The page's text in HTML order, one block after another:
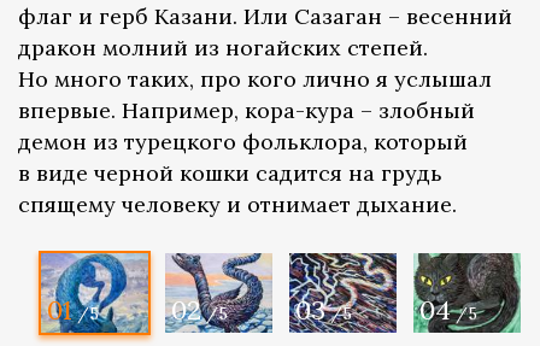
флаг и герб Казани. Или Сазаган – весенний
дракон молний из ногайских степей.
Но много таких, про кого лично я услышал
впервые. Например, кора-кура – злобный
демон из турецкого фольклора, который
в виде черной кошки садится на грудь
спящему человеку и отнимает дыхание.
01 /5 02 /5 03 /5 04 /5